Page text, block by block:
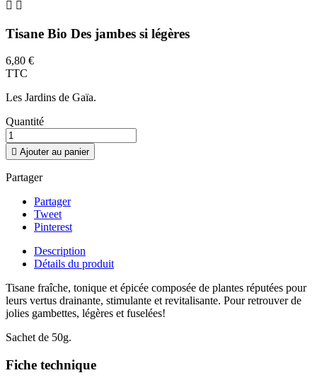
 
Tisane Bio Des jambes si légères
6,80 €
TTC
Les Jardins de Gaïa.
Quantité
 Ajouter au panier
Partager
Partager
Tweet
Pinterest
Description
Détails du produit
Tisane fraîche, tonique et épicée composée de plantes réputées pour
leurs vertus drainante, stimulante et revitalisante. Pour retrouver de
jolies gambettes, légères et fuselées!
Sachet de 50g.
Fiche technique